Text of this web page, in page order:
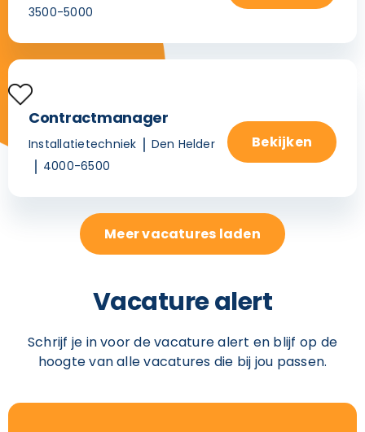
3500-5000
Contractmanager
Installatietechniek
Den Helder
4000-6500
Bekijken
Meer vacatures laden
Vacature alert
Schrijf je in voor de vacature alert en blijf op de
hoogte van alle vacatures die bij jou passen.